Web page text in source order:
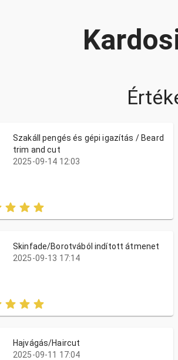
Szakáll pengés és gépi igazítás / Beard
trim and cut
2025-09-14 12:03
Skinfade/Borotvából indított átmenet
2025-09-13 17:14
Hajvágás/Haircut
2025-09-11 17:04